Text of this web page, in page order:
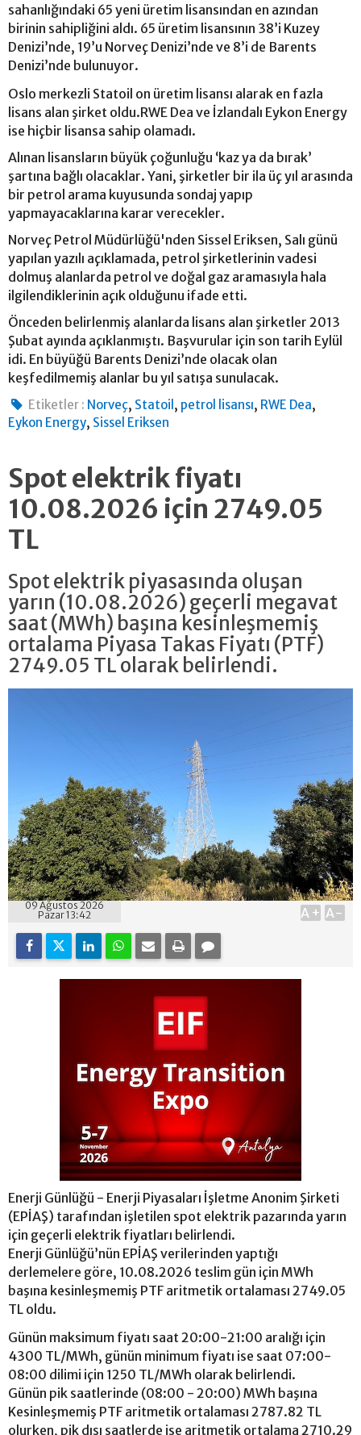
sahanlığındaki 65 yeni üretim lisansından en azından
birinin sahipliğini aldı. 65 üretim lisansının 38’i Kuzey
Denizi’nde, 19’u Norveç Denizi’nde ve 8’i de Barents
Denizi’nde bulunuyor.
Oslo merkezli Statoil on üretim lisansı alarak en fazla
lisans alan şirket oldu.RWE Dea ve İzlandalı Eykon Energy
ise hiçbir lisansa sahip olamadı.
Alınan lisansların büyük çoğunluğu ‘kaz ya da bırak’
şartına bağlı olacaklar. Yani, şirketler bir ila üç yıl arasında
bir petrol arama kuyusunda sondaj yapıp
yapmayacaklarına karar verecekler.
Norveç Petrol Müdürlüğü'nden Sissel Eriksen, Salı günü
yapılan yazılı açıklamada, petrol şirketlerinin vadesi
dolmuş alanlarda petrol ve doğal gaz aramasıyla hala
ilgilendiklerinin açık olduğunu ifade etti.
Önceden belirlenmiş alanlarda lisans alan şirketler 2013
Şubat ayında açıklanmıştı. Başvurular için son tarih Eylül
idi. En büyüğü Barents Denizi’nde olacak olan
keşfedilmemiş alanlar bu yıl satışa sunulacak.
Etiketler : Norveç, Statoil , petrol lisansı, RWE Dea,
Eykon Energy, Sissel Eriksen
Spot elektrik fiyatı
10.08.2026 için 2749.05
TL
Spot elektrik piyasasında oluşan
yarın (10.08.2026) geçerli megavat
saat (MWh) başına kesinleşmemiş
ortalama Piyasa Takas Fiyatı (PTF)
2749.05 TL olarak belirlendi.
09 Ağustos 2026
Pazar 13:42
A+ A-
Enerji Günlüğü - Enerji Piyasaları İşletme Anonim Şirketi
(EPİAŞ) tarafından işletilen spot elektrik pazarında yarın
için geçerli elektrik fiyatları belirlendi.
Enerji Günlüğü’nün EPİAŞ verilerinden yaptığı
derlemelere göre, 10.08.2026 teslim gün için MWh
başına kesinleşmemiş PTF aritmetik ortalaması 2749.05
TL oldu.
Günün maksimum fiyatı saat 20:00-21:00 aralığı için
4300 TL/MWh, günün minimum fiyatı ise saat 07:00-
08:00 dilimi için 1250 TL/MWh olarak belirlendi.
Günün pik saatlerinde (08:00 - 20:00) MWh başına
Kesinleşmemiş PTF aritmetik ortalaması 2787.82 TL
olurken, pik dışı saatlerde ise aritmetik ortalama 2710.29